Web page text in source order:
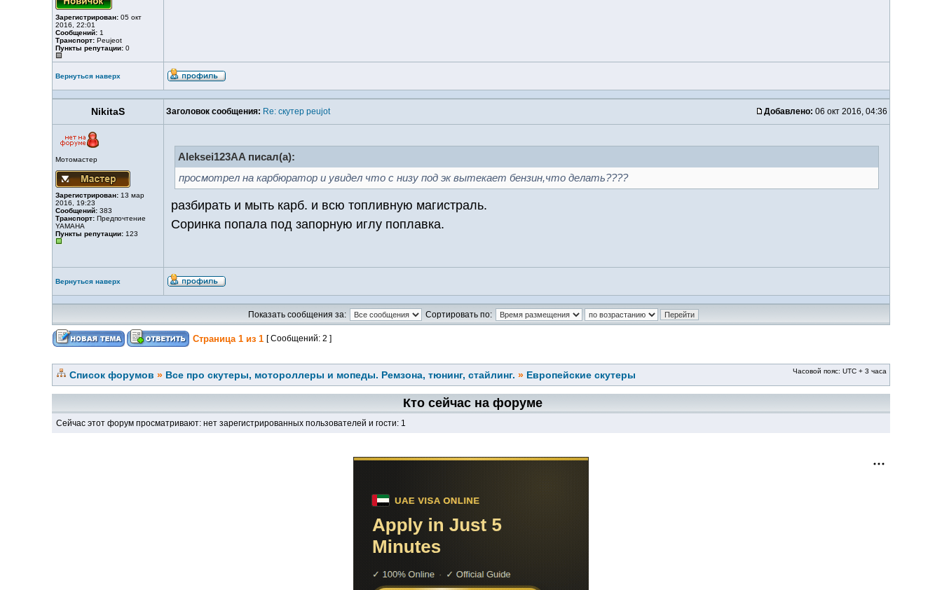
Зарегистрирован: 05 окт
2016, 22:01
Сообщений: 1
Транспорт: Peujeot
Пункты репутации: 0
Вернуться наверх
NikitaS Заголовок сообщения: Re: скутер peujot Добавлено: 06 окт 2016, 04:36
Мотомастер
Зарегистрирован: 13 мар
2016, 19:23
Сообщений: 383
Транспорт: Предпочтение
YAMAHA
Пункты репутации: 123
Aleksei123AA писал(а):
просмотрел на карбюратор и увидел что с низу под эк вытекает бензин,что делать????
разбирать и мыть карб. и всю топливную магистраль.
Соринка попала под запорную иглу поплавка.
Вернуться наверх
Показать сообщения за: Сортировать по:
Страница 1 из 1 [ Сообщений: 2 ]
Список форумов » Все про скутеры, мотороллеры и мопеды. Ремзона, тюнинг, стайлинг. » Европейские скутеры Часовой пояс: UTC + 3 часа
Кто сейчас на форуме
Сейчас этот форум просматривают: нет зарегистрированных пользователей и гости: 1